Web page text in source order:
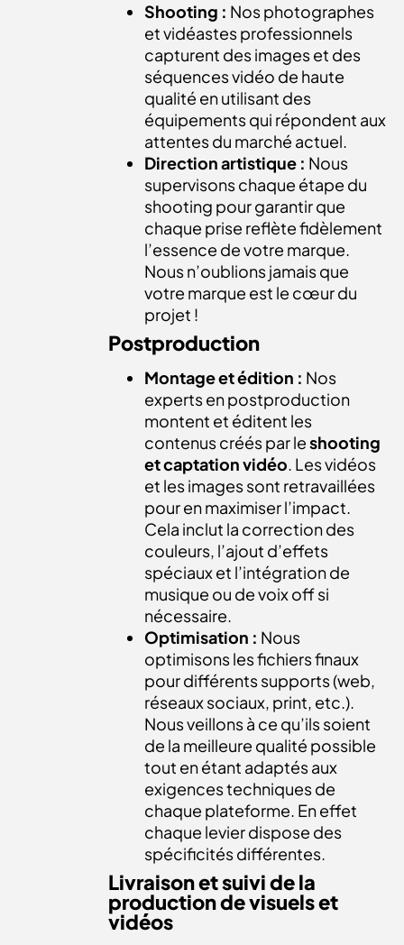
Shooting : Nos photographes
et vidéastes professionnels
capturent des images et des
séquences vidéo de haute
qualité en utilisant des
équipements qui répondent aux
attentes du marché actuel.
Direction artistique : Nous
supervisons chaque étape du
shooting pour garantir que
chaque prise reflète fidèlement
l’essence de votre marque.
Nous n’oublions jamais que
votre marque est le cœur du
projet !
Postproduction
Montage et édition : Nos
experts en postproduction
montent et éditent les
contenus créés par leshooting
et captation vidéo. Les vidéos
et les images sont retravaillées
pour en maximiser l’impact.
Cela inclut la correction des
couleurs, l’ajout d’effets
spéciaux et l’intégration de
musique ou de voix off si
nécessaire.
Optimisation : Nous
optimisons les fichiers finaux
pour différents supports (web,
réseaux sociaux, print, etc.).
Nous veillons à ce qu’ils soient
de la meilleure qualité possible
tout en étant adaptés aux
exigences techniques de
chaque plateforme. En effet
chaque levier dispose des
spécificités différentes.
Livraison et suivi de la
production de visuels et
vidéos